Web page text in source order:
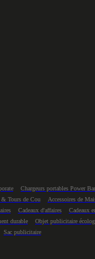
Chargeurs portables Power
& Tours de Cou Accessoires de
Cadeaux d'affaires Cadeaux
durable Objet publicitaire
Sac publicitaire